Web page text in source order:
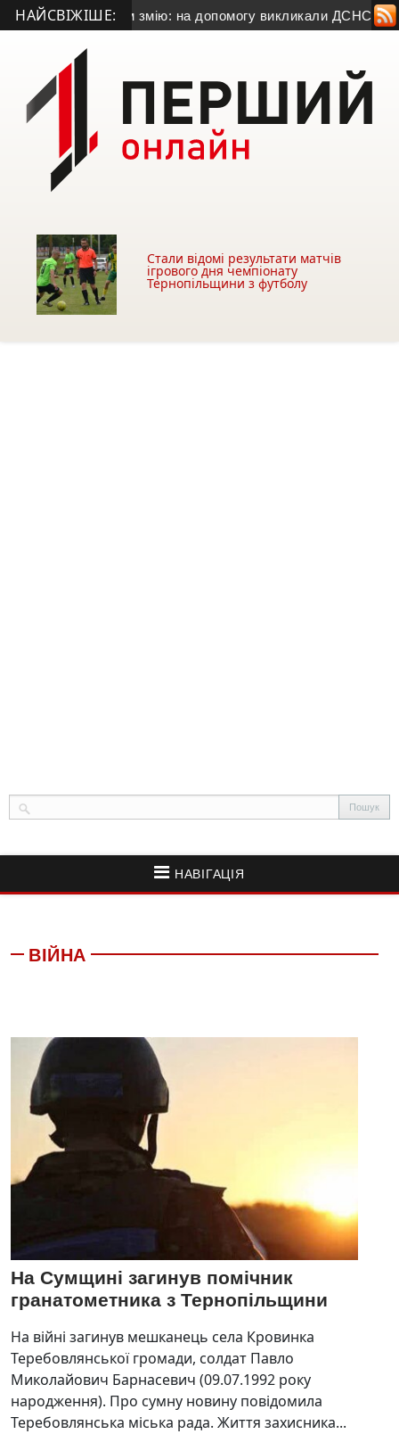
НАЙСВІЖІШЕ:
капотом змію: на допомогу викликали ДСНС • У Кременці
Стали відомі результати матчів
ігрового дня чемпіонату
Тернопільщини з футболу
НАВІГАЦІЯ
ВІЙНА
На Сумщині загинув помічник
гранатометника з Тернопільщини
На війні загинув мешканець села Кровинка
Теребовлянської громади, солдат Павло
Миколайович Барнасевич (09.07.1992 року
народження). Про сумну новину повідомила
Теребовлянська міська рада. Життя захисника...